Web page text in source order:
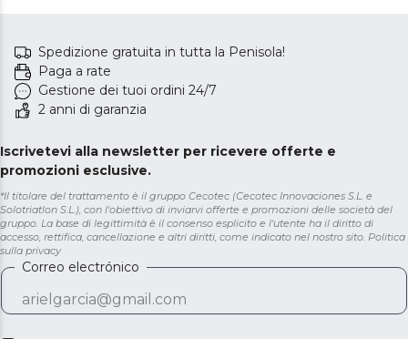
Spedizione gratuita in tutta la Penisola!
Paga a rate
Gestione dei tuoi ordini 24/7
2 anni di garanzia
Iscrivetevi alla newsletter per ricevere offerte e
promozioni esclusive.
*Il titolare del trattamento è il gruppo Cecotec (Cecotec Innovaciones S.L. e
Solotriatlon S.L.), con l'obiettivo di inviarvi offerte e promozioni delle società del
gruppo. La base di legittimità è il consenso esplicito e l'utente ha il diritto di
accesso, rettifica, cancellazione e altri diritti, come indicato nel nostro sito. Politica
sulla privacy
Correo electrónico